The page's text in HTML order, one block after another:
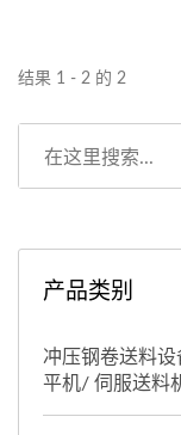
度。
结果 1 - 2 的 2
产品类别
冲压钢卷送料
平机/ 伺服送料